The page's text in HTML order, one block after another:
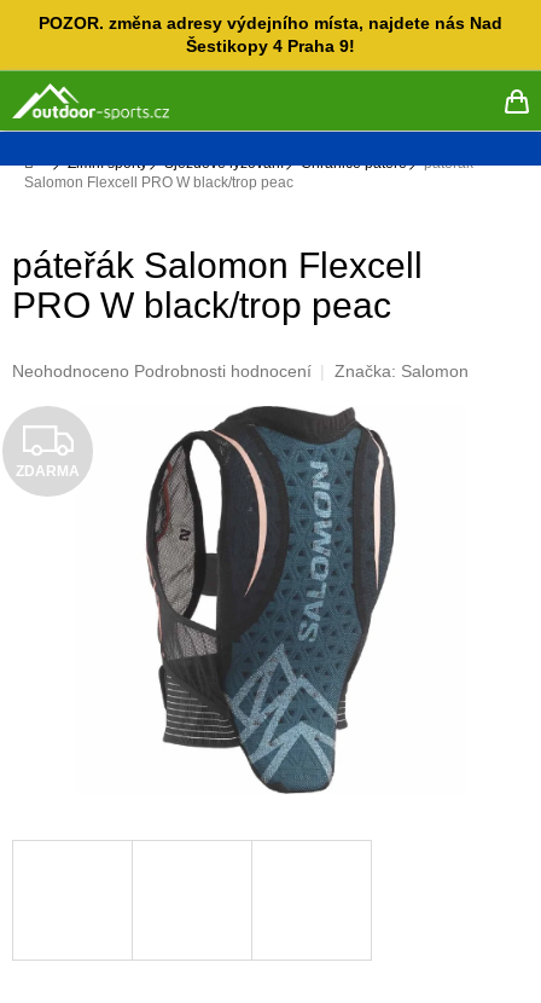
POZOR. změna adresy výdejního místa, najdete nás Nad
Šestikopy 4 Praha 9!
Domů
Zimní sporty Sjezdové lyžování Chrániče páteře
páteřák
Salomon Flexcell PRO W black/trop peac
páteřák Salomon Flexcell
PRO W black/trop peac
Průměrné
produktu
0,0
z
Neohodnoceno Podrobnosti hodnocení Značka: Salomon
Z
D
ZDARMA